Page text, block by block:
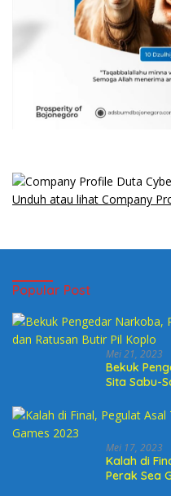
Unduh atau lihat Company
Popular Post
Mei 21, 2023
Bekuk
Sita Sabu-
Mei 17, 2023
Kalah di
Perak Sea